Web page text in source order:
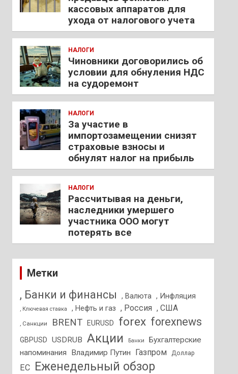
кассовых аппаратов для
ухода от налогового учета
НАЛОГИ
Чиновники договорились об
условии для обнуления НДС
на судоремонт
НАЛОГИ
За участие в
импортозамещении снизят
страховые взносы и
обнулят налог на прибыль
НАЛОГИ
Рассчитывая на деньги,
наследники умершего
участника ООО могут
потерять все
Метки
, Банки и финансы , Валюта , Инфляция
, Ключевая ставка , Нефть и газ , Россия , США
, Санкции BRENT EURUSD forex forexnews
GBPUSD USDRUB Акции Банки
Бухгалтерские
напоминания
Владимир Путин Газпром Доллар
ЕС Еженедельный обзор